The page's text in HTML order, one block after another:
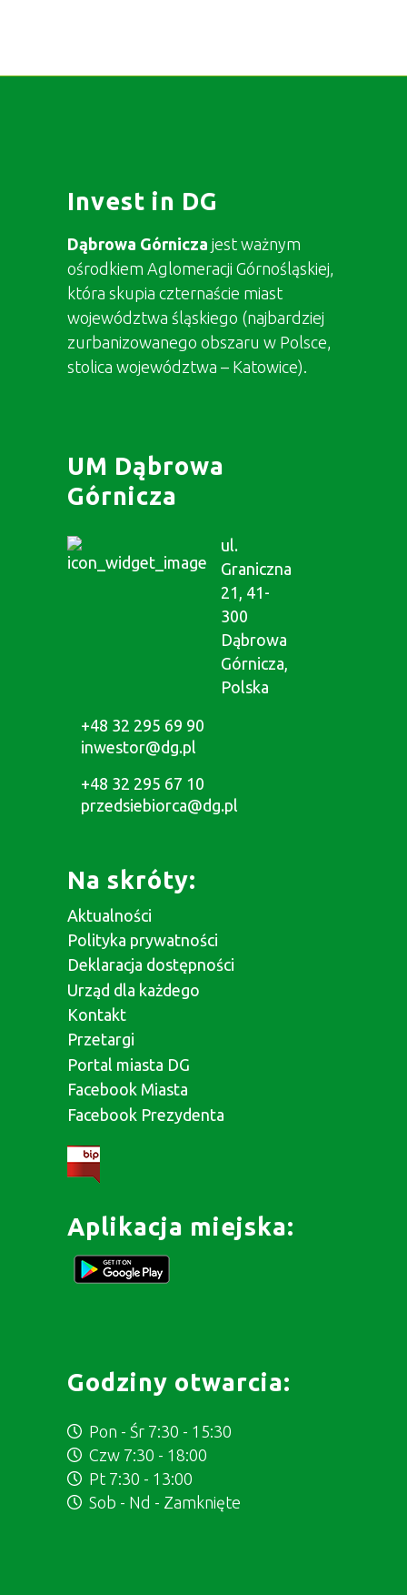
Invest in DG
Dąbrowa Górnicza jest ważnym
ośrodkiem Aglomeracji Górnośląskiej,
która skupia czternaście miast
województwa śląskiego (najbardziej
zurbanizowanego obszaru w Polsce,
stolica województwa – Katowice).
UM Dąbrowa
Górnicza
ul.
Graniczna
21, 41-
300
Dąbrowa
Górnicza,
Polska
+48 32 295 69 90
inwestor@dg.pl
+48 32 295 67 10
przedsiebiorca@dg.pl
Na skróty:
Aktualności
Polityka prywatności
Deklaracja dostępności
Urząd dla każdego
Kontakt
Przetargi
Portal miasta DG
Facebook Miasta
Facebook Prezydenta
Aplikacja miejska:
Godziny otwarcia:
Pon - Śr 7:30 - 15:30
Czw 7:30 - 18:00
Pt 7:30 - 13:00
Sob - Nd - Zamknięte